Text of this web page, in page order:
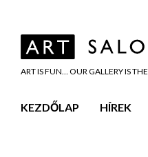
ART IS FUN… OUR GALLERY IS
KEZDŐLAP HÍREK